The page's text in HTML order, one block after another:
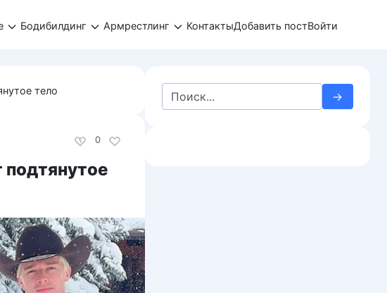
Бодибилдинг Армрестлинг КонтактыДобавить постВойти
тело
0
Search
for: